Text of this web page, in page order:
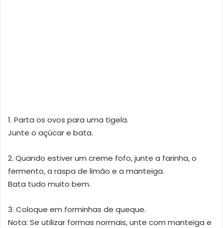
1. Parta os ovos para uma tigela.
Junte o açúcar e bata.
2. Quando estiver um creme fofo, junte a farinha, o
fermento, a raspa de limão e a manteiga.
Bata tudo muito bem.
3. Coloque em forminhas de queque.
Nota: Se utilizar formas normais, unte com manteiga e